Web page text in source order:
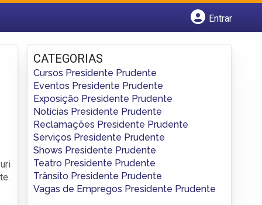
Entrar
Fazer login
Criar conta
CATEGORIAS
Cursos Presidente Prudente
Eventos Presidente Prudente
Exposição Presidente Prudente
Notícias Presidente Prudente
Reclamações Presidente Prudente
Serviços Presidente Prudente
Shows Presidente Prudente
Teatro Presidente Prudente
Trânsito Presidente Prudente
Vagas de Empregos Presidente Prudente